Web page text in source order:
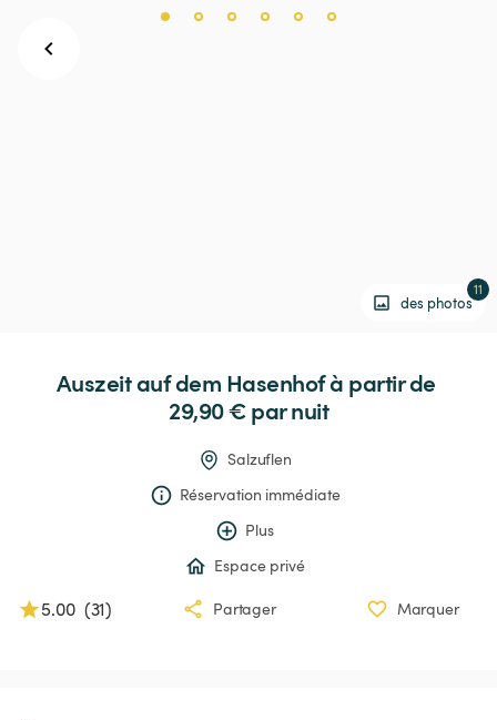
des photos
11
Auszeitaufdem Hasenhof à partir de
29,90 € par nuit
Salzuflen
Réservation immédiate
Plus
Espace privé
5.00 (31) Partager Marquer